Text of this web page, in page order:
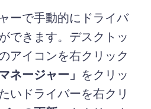
ーで手動的にドライバ
できます。デスクトッ
アイコンを右クリック
ネージャー」 をクリッ
いドライバーを右クリ